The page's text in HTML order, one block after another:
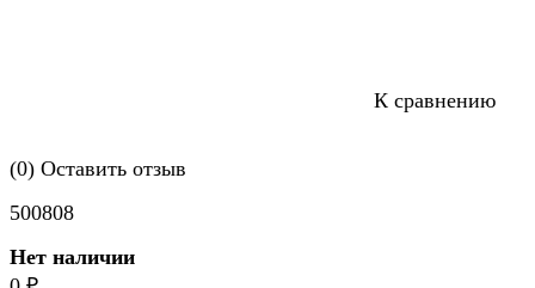
К сравнению
(0) Оставить отзыв
500808
Нет наличии